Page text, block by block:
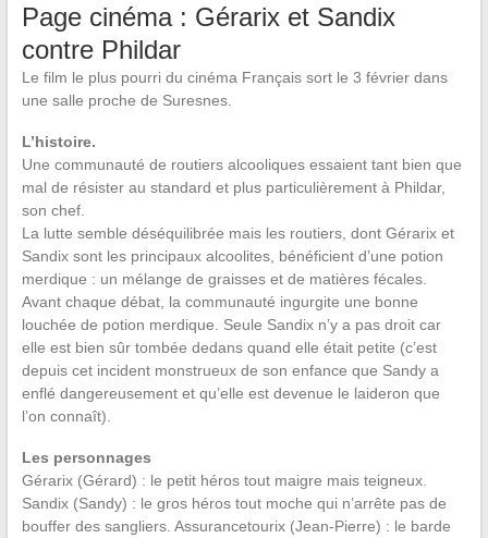
Page cinéma : Gérarix et Sandix
contre Phildar
Le film le plus pourri du cinéma Français sort le 3 février dans
une salle proche de Suresnes.
L’histoire.
Une communauté de routiers alcooliques essaient tant bien que
mal de résister au standard et plus particulièrement à Phildar,
son chef.
La lutte semble déséquilibrée mais les routiers, dont Gérarix et
Sandix sont les principaux alcoolites, bénéficient d’une potion
merdique : un mélange de graisses et de matières fécales.
Avant chaque débat, la communauté ingurgite une bonne
louchée de potion merdique. Seule Sandix n’y a pas droit car
elle est bien sûr tombée dedans quand elle était petite (c’est
depuis cet incident monstrueux de son enfance que Sandy a
enflé dangereusement et qu’elle est devenue le laideron que
l’on connaît).
Les personnages
Gérarix (Gérard) : le petit héros tout maigre mais teigneux.
Sandix (Sandy) : le gros héros tout moche qui n’arrête pas de
bouffer des sangliers. Assurancetourix (Jean-Pierre) : le barde